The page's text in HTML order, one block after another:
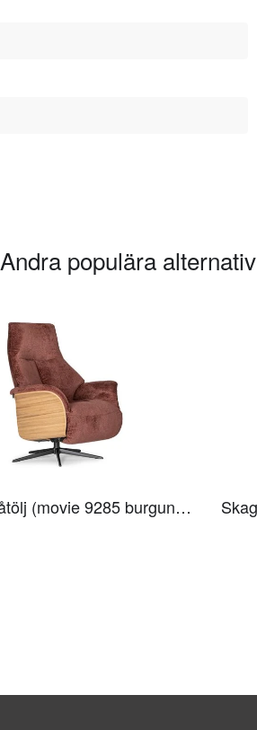
Andra populära alternativ
Skagen fåtölj (movie 9285 burgundy)